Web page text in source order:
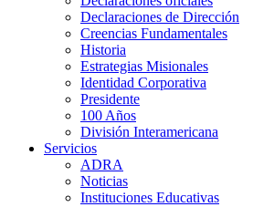
Declaraciones de Dirección
Creencias Fundamentales
Historia
Estrategias Misionales
Identidad Corporativa
Presidente
100 Años
División Interamericana
Servicios
ADRA
Noticias
Instituciones Educativas